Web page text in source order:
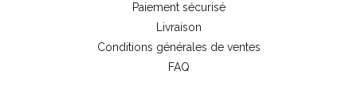
Paiement sécurisé
Livraison
Conditions générales de ventes
FAQ